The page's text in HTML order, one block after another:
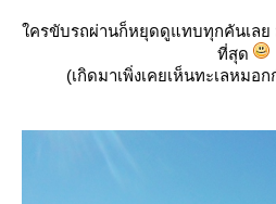
ครขับรถผ่านก็หยุดดูแทบทุกคันเลย
ที่สุด
(เกิดมาเพิ่งเคยเห็นทะเลหมอ